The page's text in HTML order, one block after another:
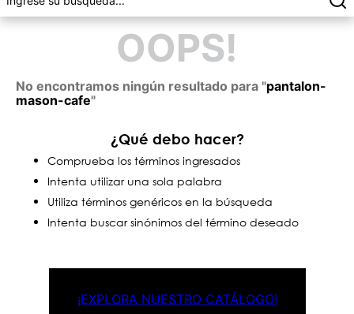
OOPS!
No encontramos ningún resultado para "pantalon-
mason-cafe"
¿Qué debo hacer?
Comprueba los términos ingresados
Intenta utilizar una sola palabra
Utiliza términos genéricos en la búsqueda
Intenta buscar sinónimos del término deseado
¡EXPLORA NUESTRO CATÁLOGO!